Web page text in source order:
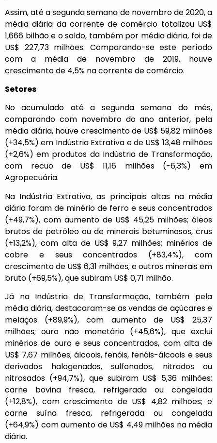
Assim, até a segunda semana de novembro de 2020, a
média diária da corrente de comércio totalizou US$
1,666 bilhão e o saldo, também por média diária, foi de
US$ 227,73 milhões. Comparando-se este período
com a média de novembro de 2019, houve
crescimento de 4,5% na corrente de comércio.
Setores
No acumulado até a segunda semana do mês,
comparando com novembro do ano anterior, pela
média diária, houve crescimento de US$ 59,82 milhões
(+34,5%) em Indústria Extrativa e de US$ 13,48 milhões
(+2,6%) em produtos da Indústria de Transformação,
com recuo de US$ 11,16 milhões (-6,3%) em
Agropecuária.
Na Indústria Extrativa, as principais altas na média
diária foram de minério de ferro e seus concentrados
(+49,7%), com aumento de US$ 45,25 milhões; óleos
brutos de petróleo ou de minerais betuminosos, crus
(+13,2%), com alta de US$ 9,27 milhões; minérios de
cobre e seus concentrados (+83,4%), com
crescimento de US$ 6,31 milhões; e outros minerais em
bruto (+69,5%), que subiram US$ 0,71 milhão.
Já na Indústria de Transformação, também pela
média diária, destacaram-se as vendas de açúcares e
melaços (+89,9%), com aumento de US$ 25,37
milhões; ouro não monetário (+45,6%), que exclui
minérios de ouro e seus concentrados, com alta de
US$ 7,67 milhões; álcoois, fenóis, fenóis-álcoois e seus
derivados halogenados, sulfonados, nitrados ou
nitrosados (+94,7%), que subiram US$ 5,36 milhões;
carne bovina fresca, refrigerada ou congelada
(+12,8%), com crescimento de US$ 4,82 milhões; e
carne suína fresca, refrigerada ou congelada
(+64,9%) com aumento de US$ 4,49 milhões na média
diária.